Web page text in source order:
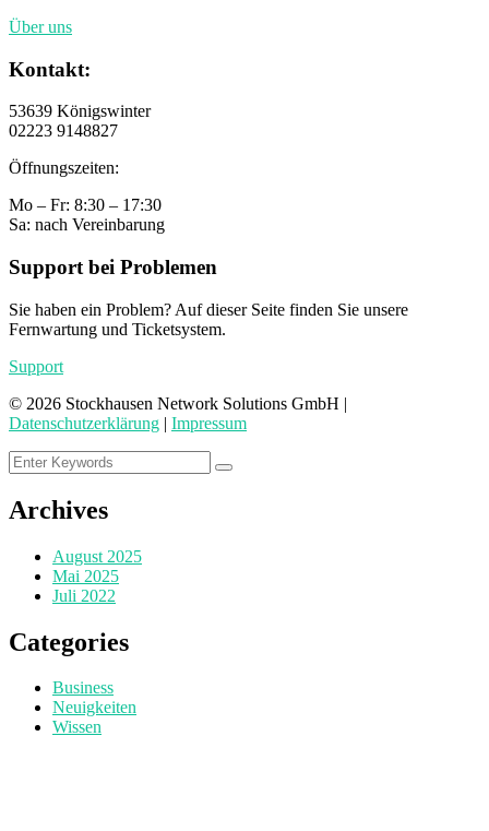
Über uns
Kontakt:
53639 Königswinter
02223 9148827
Öffnungszeiten:
Mo – Fr: 8:30 – 17:30
Sa: nach Vereinbarung
Support bei Problemen
Sie haben ein Problem? Auf dieser Seite finden Sie unsere
Fernwartung und Ticketsystem.
Support
© 2026 Stockhausen Network Solutions GmbH |
Datenschutzerklärung | Impressum
Archives
August 2025
Mai 2025
Juli 2022
Categories
Business
Neuigkeiten
Wissen